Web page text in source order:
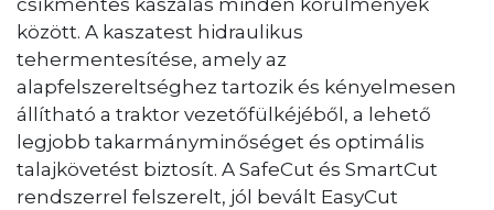
csíkmentes kaszálás minden körülmények
között. A kaszatest hidraulikus
tehermentesítése, amely az
alapfelszereltséghez tartozik és kényelmesen
állítható a traktor vezetőfülkéjéből, a lehető
legjobb takarmányminőséget és optimális
talajkövetést biztosít. A SafeCut és SmartCut
rendszerrel felszerelt, jól bevált EasyCut